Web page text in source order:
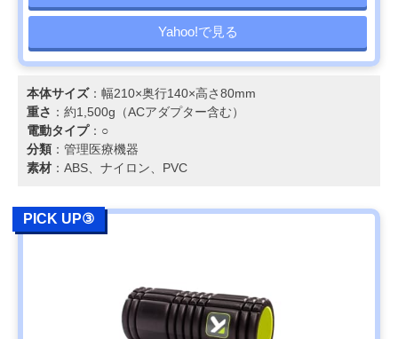
Yahoo!で見る
本体サイズ：幅210×奥行140×高さ80mm
重さ ：約1,500g（ACアダプター含む）
電動タイプ：○
分類 ：管理医療機器
素材 ：ABS、ナイロン、PVC
PICK UP③